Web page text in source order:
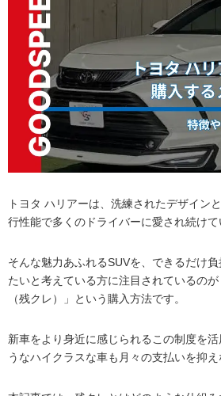
トヨタ ハリアーは、洗練されたデザイン
行性能で多くのドライバーに愛され続けて
そんな魅力あふれるSUVを、できるだけ
たいと考えている方に注目されているの
（残クレ）」という購入方法です。
新車をより身近に感じられるこの制度を
うなハイクラスな車も月々の支払いを抑え